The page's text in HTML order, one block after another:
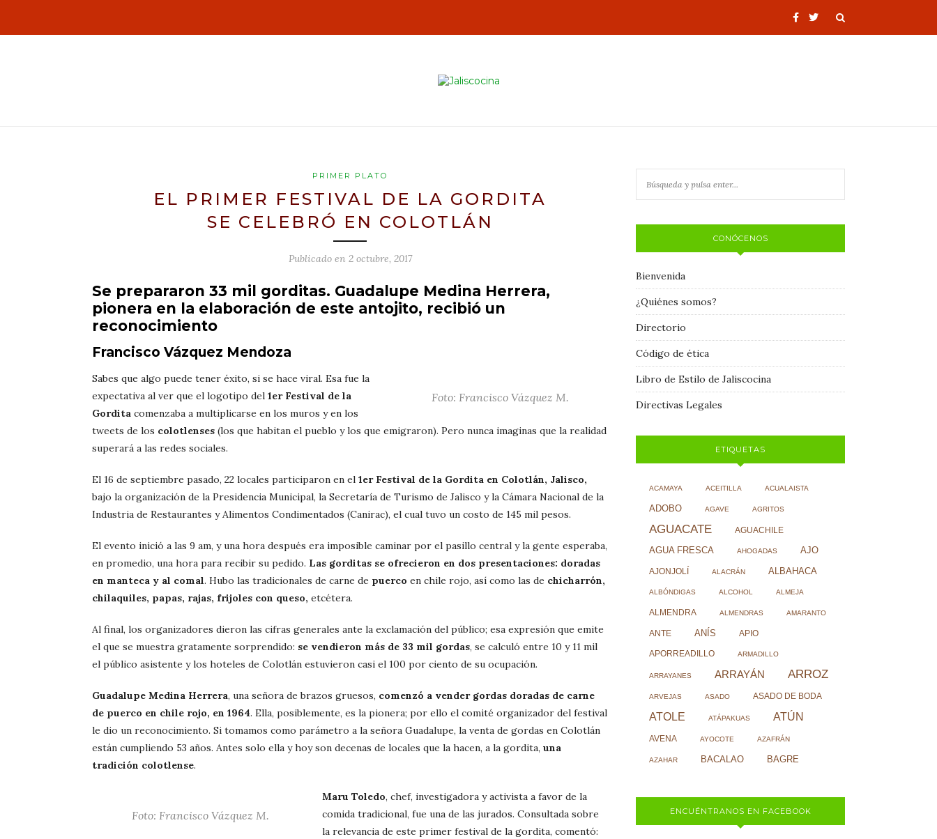
PRIMER PLATO
EL PRIMER FESTIVAL DE LA GORDITA
SE CELEBRÓ EN COLOTLÁN
Publicado en 2 octubre, 2017
Se prepararon 33 mil gorditas. Guadalupe Medina Herrera,
pionera en la elaboración de este antojito, recibió un
reconocimiento
Francisco Vázquez Mendoza
Foto: Francisco Vázquez M.
Sabes que algo puede tener éxito, si se hace viral. Esa fue la
expectativa al ver que el logotipo del 1er Festival de la
Gordita comenzaba a multiplicarse en los muros y en los
tweets de los colotlenses (los que habitan el pueblo y los que emigraron). Pero nunca imaginas que la realidad
superará a las redes sociales.
El 16 de septiembre pasado, 22 locales participaron en el 1er Festival de la Gordita en Colotlán, Jalisco,
bajo la organización de la Presidencia Municipal, la Secretaría de Turismo de Jalisco y la Cámara Nacional de la
Industria de Restaurantes y Alimentos Condimentados (Canirac), el cual tuvo un costo de 145 mil pesos.
El evento inició a las 9 am, y una hora después era imposible caminar por el pasillo central y la gente esperaba,
en promedio, una hora para recibir su pedido. Las gorditas se ofrecieron en dos presentaciones: doradas
en manteca y al comal. Hubo las tradicionales de carne de puerco en chile rojo, así como las de chicharrón,
chilaquiles, papas, rajas, frijoles con queso, etcétera.
Al final, los organizadores dieron las cifras generales ante la exclamación del público; esa expresión que emite
el que se muestra gratamente sorprendido: se vendieron más de 33 mil gordas, se calculó entre 10 y 11 mil
el público asistente y los hoteles de Colotlán estuvieron casi el 100 por ciento de su ocupación.
Guadalupe Medina Herrera, una señora de brazos gruesos, comenzó a vender gordas doradas de carne
de puerco en chile rojo, en 1964. Ella, posiblemente, es la pionera; por ello el comité organizador del festival
le dio un reconocimiento. Si tomamos como parámetro a la señora Guadalupe, la venta de gordas en Colotlán
están cumpliendo 53 años. Antes solo ella y hoy son decenas de locales que la hacen, a la gordita, una
tradición colotlense.
Foto: Francisco Vázquez M.
Maru Toledo, chef, investigadora y activista a favor de la
comida tradicional, fue una de las jurados. Consultada sobre
la relevancia de este primer festival de la gordita, comentó:
CONÓCENOS
Bienvenida
¿Quiénes somos?
Directorio
Código de ética
Libro de Estilo de Jaliscocina
Directivas Legales
ETIQUETAS
ACAMAYA ACEITILLA ACUALAISTA
ADOBO AGAVE AGRITOS
AGUACATE AGUACHILE
AGUA FRESCA AHOGADAS AJO
AJONJOLÍ ALACRÁN ALBAHACA
ALBÓNDIGAS ALCOHOL ALMEJA
ALMENDRA ALMENDRAS AMARANTO
ANTE ANÍS APIO
APORREADILLO ARMADILLO
ARRAYANES ARRAYÁN ARROZ
ARVEJAS ASADO ASADO DE BODA
ATOLE ATÁPAKUAS ATÚN
AVENA AYOCOTE AZAFRÁN
AZAHAR BACALAO BAGRE
ENCUÉNTRANOS EN FACEBOOK